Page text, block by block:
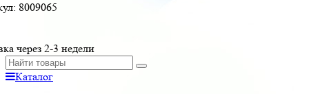
8009065
через 2-3 недели
Каталог